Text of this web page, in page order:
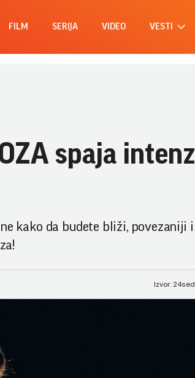
FILM SERIJA VIDEO VESTI
spaja
kako da budete bliži, povezaniji i
Izvor: